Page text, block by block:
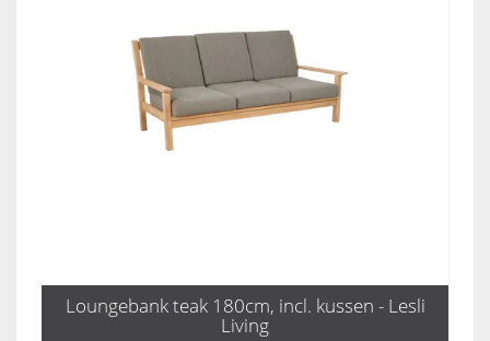
Loungebank teak 180cm, incl. kussen - Lesli
Living